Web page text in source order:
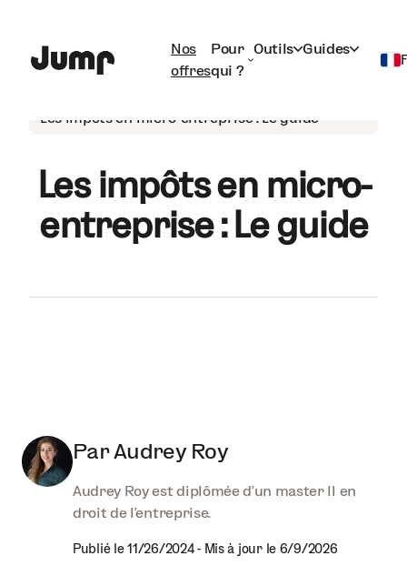
Nos
offres
Pour
qui ?
Outils Guides
Les impôts en micro-entreprise : Le guide
Les impôts en micro-
entreprise : Le guide
ParAudrey Roy
Audrey Roy est diplômée d'un master II en
droit de l'entreprise.
Publié le 11/26/2024- Mis à jour le 6/9/2026